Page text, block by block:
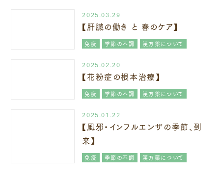
2025.03.29
【肝臓の働き と 春のケア】
免疫 季節の不調 漢方薬について
2025.02.20
【花粉症の根本治療】
免疫 季節の不調 漢方薬について
2025.01.22
【風邪・インフルエンザの季節、到
来】
免疫 季節の不調 漢方薬について